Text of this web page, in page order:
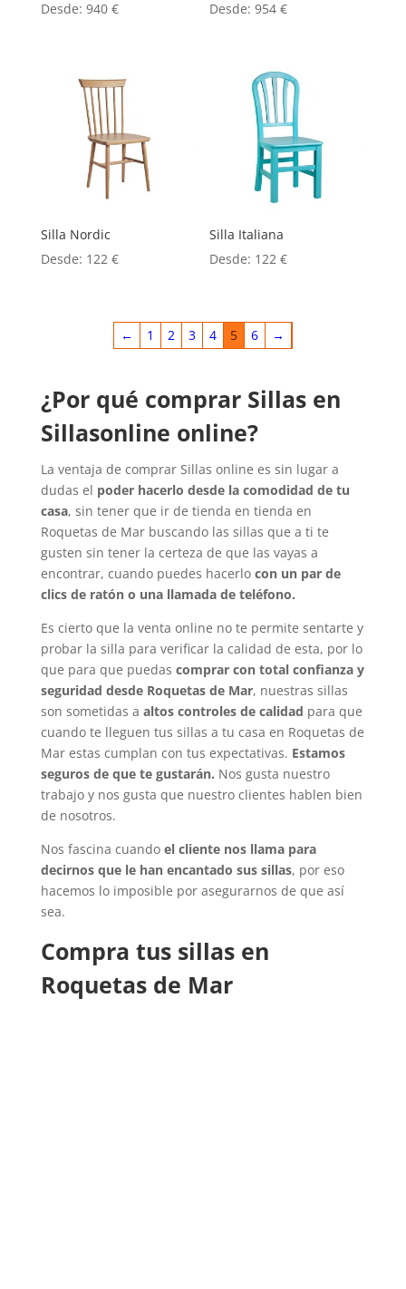
Desde: 940 €
Desde:954€
Silla Nordic
Desde: 122 €
Silla Italiana
Desde: 122€
← 1 2 3 4 5 6 →
¿Por qué comprar Sillas en
Sillasonline online?
La ventaja de comprar Sillas online es sin lugar a
dudas el poder hacerlo desde la comodidad de tu
casa, sin tener que ir de tienda en tienda en
Roquetas de Mar buscando las sillas que a ti te
gusten sin tener la certeza de que las vayas a
encontrar, cuando puedes hacerlo con un par de
clics de ratón o una llamada de teléfono.
Es cierto que la venta online no te permite sentarte y
probar la silla para verificar la calidad de esta, por lo
que para que puedas comprar con total confianza y
seguridad desde Roquetas de Mar, nuestras sillas
son sometidas a altos controles de calidad para que
cuando te lleguen tus sillas a tu casa en Roquetas de
Mar estas cumplan con tus expectativas. Estamos
seguros de que te gustarán. Nos gusta nuestro
trabajo y nos gusta que nuestro clientes hablen bien
de nosotros.
Nos fascina cuando el cliente nos llama para
decirnos que le han encantado sus sillas, por eso
hacemos lo imposible por asegurarnos de que así
sea.
Compra tus sillas en
Roquetas de Mar